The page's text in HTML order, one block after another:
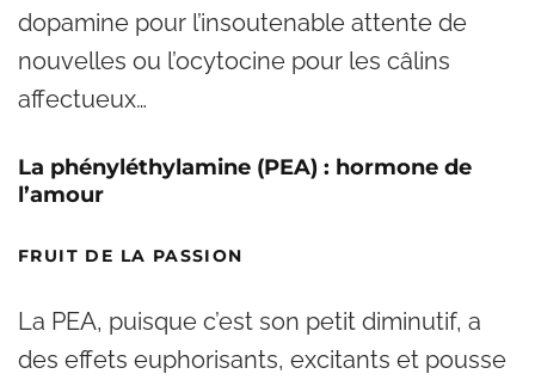
dopamine pour l’insoutenable attente de
nouvelles ou l’ocytocine pour les câlins
affectueux…
La phényléthylamine (PEA) : hormone de
l’amour
FRUIT DE LA PASSION
La PEA, puisque c’est son petit diminutif, a
des effets euphorisants, excitants et pousse